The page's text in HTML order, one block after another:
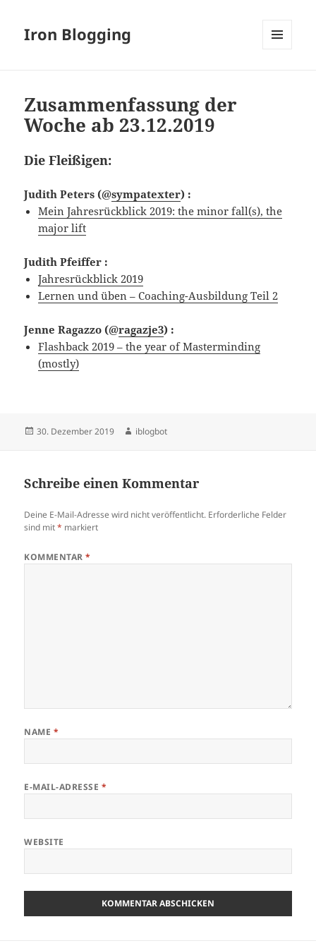
Iron Blogging
Zusammenfassung der
Woche ab 23.12.2019
Die Fleißigen:
Judith Peters (@sympatexter) :
Mein Jahresrückblick 2019: the minor fall(s), the
major lift
Judith Pfeiffer :
Jahresrückblick 2019
Lernen und üben – Coaching-Ausbildung Teil 2
Jenne Ragazzo (@ragazje3) :
Flashback 2019 – the year of Masterminding
(mostly)
Veröffentlicht
30. Dezember 2019 Autor
iblogbot
Schreibe einen Kommentar
Deine E-Mail-Adresse wird nicht veröffentlicht. Erforderliche Felder
sind mit* markiert
KOMMENTAR*
NAME *
E-MAIL-ADRESSE *
WEBSITE